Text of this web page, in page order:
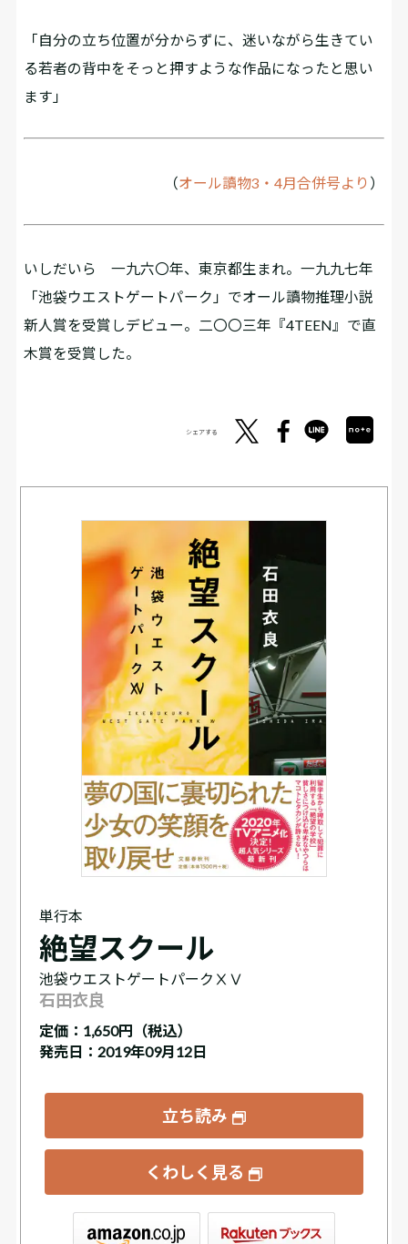
「自分の立ち位置が分からずに、迷いながら生きてい
る若者の背中をそっと押すような作品になったと思い
ます」
（オール讀物3・4月合併号より ）
いしだいら 一九六〇年、東京都生まれ。一九九七年
「池袋ウエストゲートパーク」でオール讀物推理小説
新人賞を受賞しデビュー。二〇〇三年『4TEEN』で直
木賞を受賞した。
シェアする
単行本
絶望スクール
池袋ウエストゲートパークⅩⅤ
石田衣良
定価： 1,650円（税込）
発売日：2019年09月12日
立ち読み
くわしく見る